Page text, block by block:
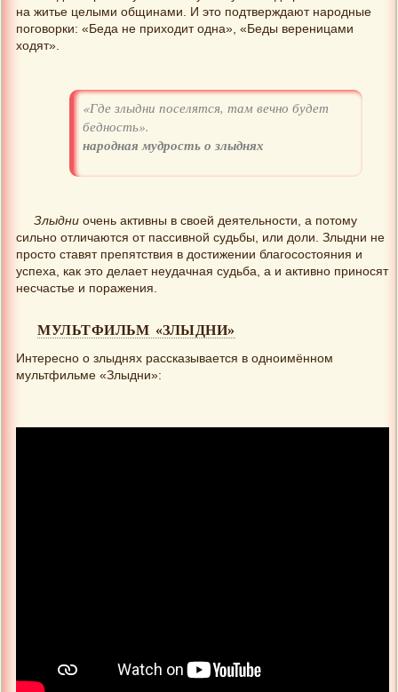
на житье целыми общинами. И это подтверждают народные
поговорки: «Беда не приходит одна», «Беды вереницами
ходят».
«Где злыдни поселятся, там вечно будет
бедность».
народная мудрость о злыднях
Злыдни очень активны в своей деятельности, а потому
сильно отличаются от пассивной судьбы, или доли. Злыдни не
просто ставят препятствия в достижении благосостояния и
успеха, как это делает неудачная судьба, а и активно приносят
несчастье и поражения.
МУЛЬТФИЛЬМ «ЗЛЫДНИ»
Интересно о злыднях рассказывается в одноимённом
мультфильме «Злыдни»: